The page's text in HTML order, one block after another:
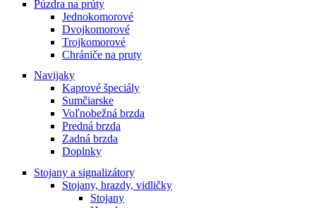
Púzdra na prúty
Jednokomorové
Dvojkomorové
Trojkomorové
Chrániče na pruty
Navijaky
Kaprové špeciály
Sumčiarske
Voľnobežná brzda
Predná brzda
Zadná brzda
Doplnky
Stojany a signalizátory
Stojany, hrazdy, vidličky
Stojany